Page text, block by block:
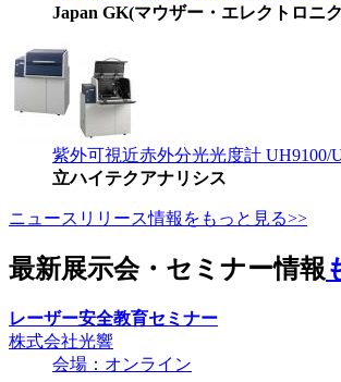
Japan GK(マウザー・エレクトロニ
紫外可視近赤外分光光度計 UH9100/
立ハイテクアナリシス
ニュースリリース情報をもっと見る>>
最新展示会・セミナー情報
レーザー安全教育セミナー
株式会社光響
会場：オンライン